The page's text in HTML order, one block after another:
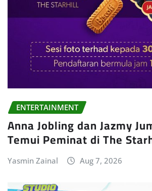
ENTERTAINMENT
Anna Jobling dan Jazmy
Temui Peminat di The
Yasmin Zainal Aug 7, 2026